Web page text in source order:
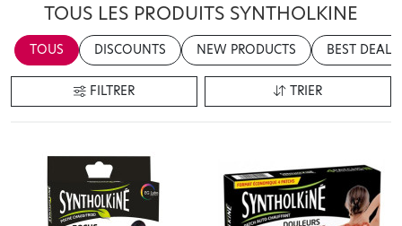
TOUS LES PRODUITS SYNTHOLKINE
TOUS DISCOUNTS NEW PRODUCTS BEST DEALS
FILTRER TRIER